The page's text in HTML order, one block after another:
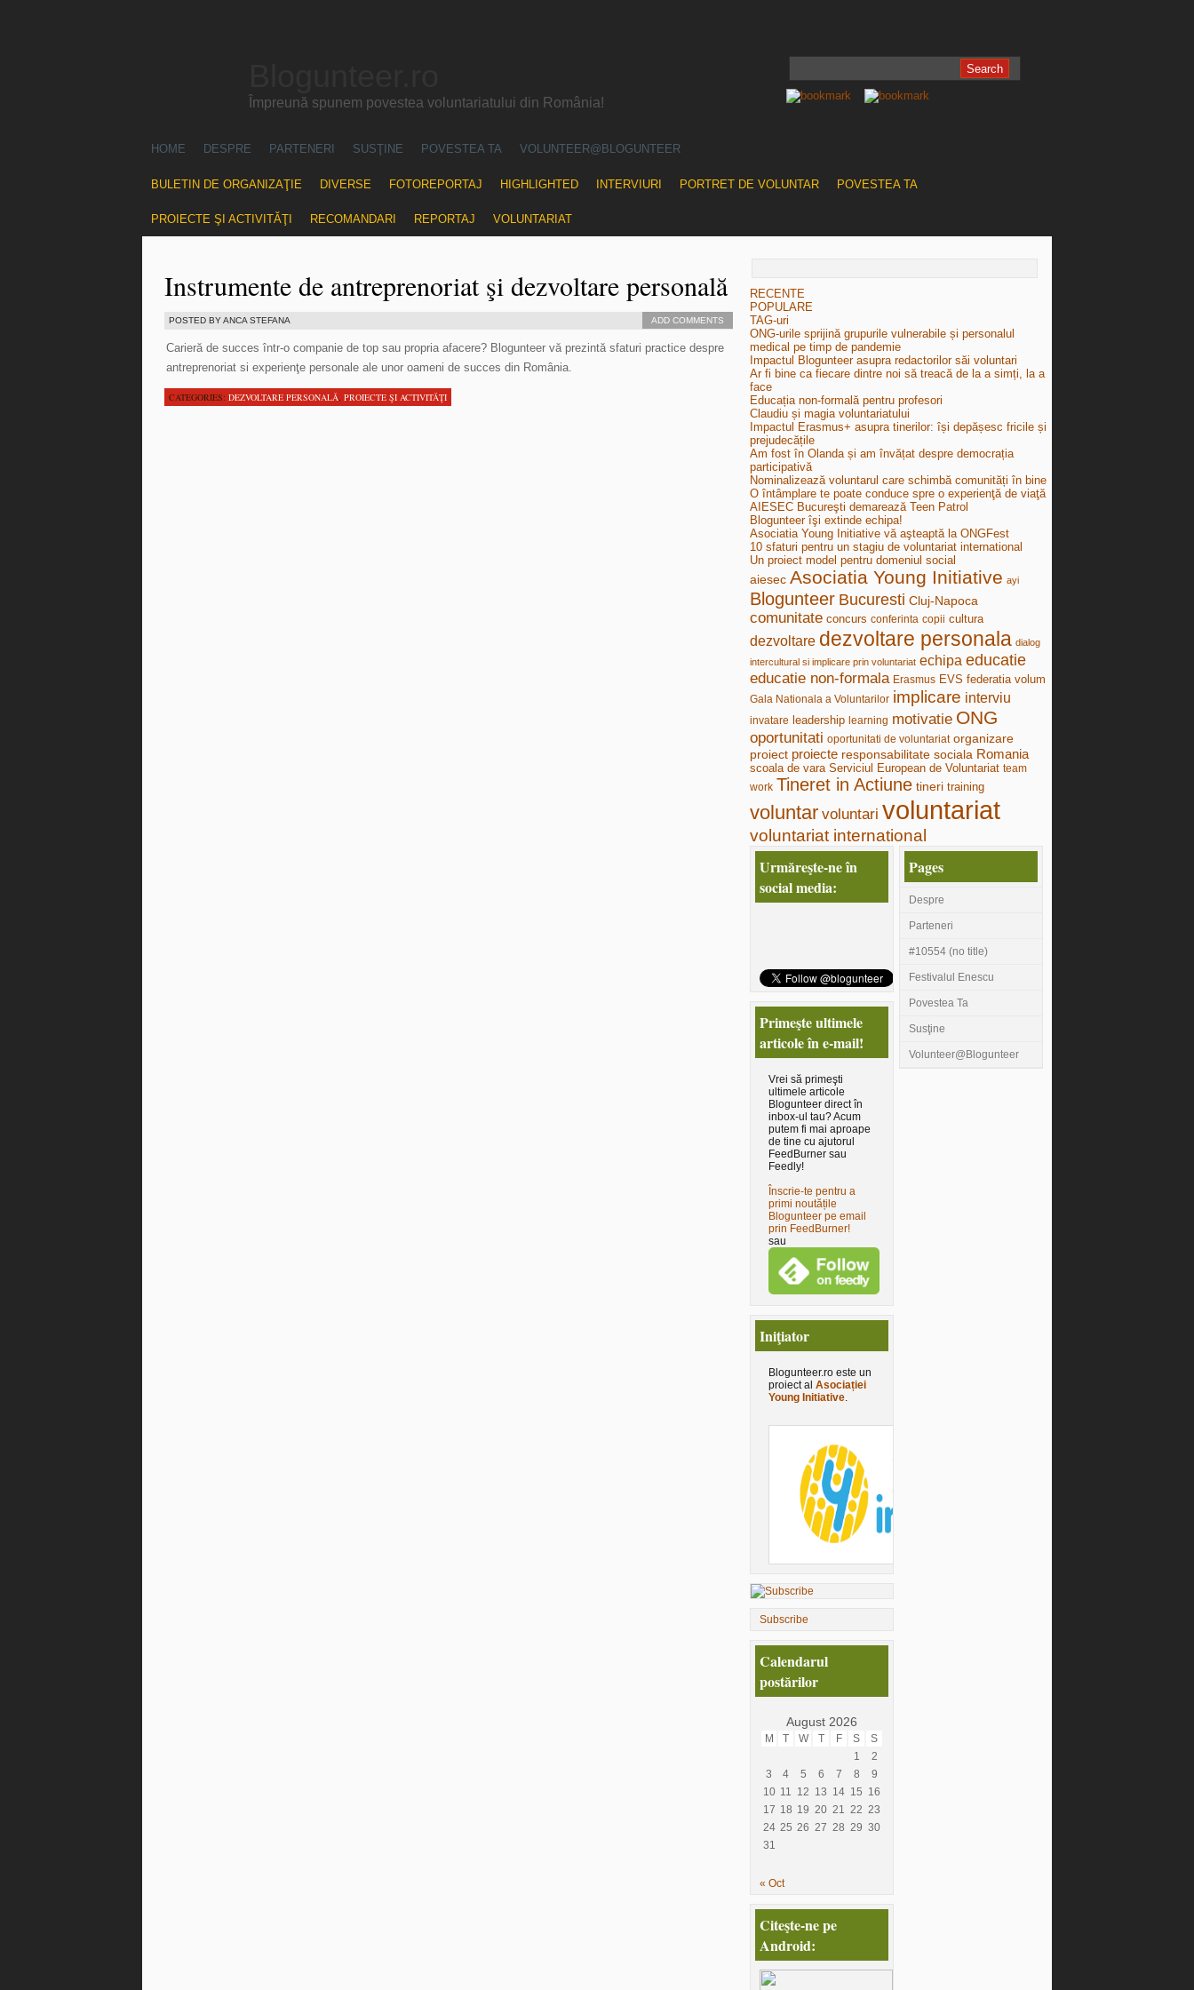
Împreună spunem povestea voluntariatului din România!
HOME DESPRE PARTENERI SUSŢINE POVESTEA TA VOLUNTEER@BLOGUNTEER
BULETIN DE ORGANIZAŢIE DIVERSE FOTOREPORTAJ HIGHLIGHTED INTERVIURI PORTRET DE VOLUNTAR POVESTEA TA
PROIECTE ŞI ACTIVITĂŢI RECOMANDARI REPORTAJ VOLUNTARIAT
Instrumente de antreprenoriat şi dezvoltare personală
POSTED BY ANCA STEFANA ADD COMMENTS
Carieră de succes într-o companie de top sau propria afacere? Blogunteer vă prezintă sfaturi practice despre
antreprenoriat si experienţe personale ale unor oameni de succes din România.
CATEGORIES: DEZVOLTARE PERSONALĂ, PROIECTE ŞI ACTIVITĂŢI
RECENTE
POPULARE
TAG-uri
ONG-urile sprijină grupurile vulnerabile și personalul
medical pe timp de pandemie
Impactul Blogunteer asupra redactorilor săi voluntari
Ar fi bine ca fiecare dintre noi să treacă de la a simți, la a
face
Educația non-formală pentru profesori
Claudiu și magia voluntariatului
Impactul Erasmus+ asupra tinerilor: își depășesc fricile și
prejudecățile
Am fost în Olanda și am învățat despre democrația
participativă
Nominalizează voluntarul care schimbă comunități în bine
O întâmplare te poate conduce spre o experienţă de viaţă
AIESEC Bucureşti demarează Teen Patrol
Blogunteer îşi extinde echipa!
Asociatia Young Initiative vă aşteaptă la ONGFest
10 sfaturi pentru un stagiu de voluntariat international
Un proiect model pentru domeniul social
aiesec Asociatia Young Initiative ayi
Blogunteer Bucuresti Cluj-Napoca
comunitate concurs conferinta copii cultura
dezvoltare dezvoltare personala dialog
intercultural si implicare prin voluntariat echipa educatie
educatie non-formala Erasmus EVS federatia volum
Gala Nationala a Voluntarilor implicare interviu
invatare leadership learning motivatie ONG
oportunitati oportunitati de voluntariat organizare
proiect proiecte responsabilitate sociala Romania
scoala de vara Serviciul European de Voluntariat team
work Tineret in Actiune tineri training
voluntar voluntari voluntariat
voluntariat international
Urmăreşte-ne în
social media:
Primeşte ultimele
articole în e-mail!
Vrei să primeşti
ultimele articole
Blogunteer direct în
inbox-ul tau? Acum
putem fi mai aproape
de tine cu ajutorul
FeedBurner sau
Feedly!
Înscrie-te pentru a
primi noutățile
Blogunteer pe email
prin FeedBurner!
sau
Iniţiator
Blogunteer.ro este un
proiect al Asociației
Young Initiative.
Subscribe
Calendarul
postărilor
August 2026
M T W T F S
S
1
2
3
4 5 6 7 8
9
10 11 12 13 14 15 16
17 18 19 20 21 22 23
24 25 26 27 28 29 30
31
« Oct
Citeşte-ne pe
Android:
Pages
Despre
Parteneri
#10554 (no title)
Festivalul Enescu
Povestea Ta
Susţine
Volunteer@Blogunteer